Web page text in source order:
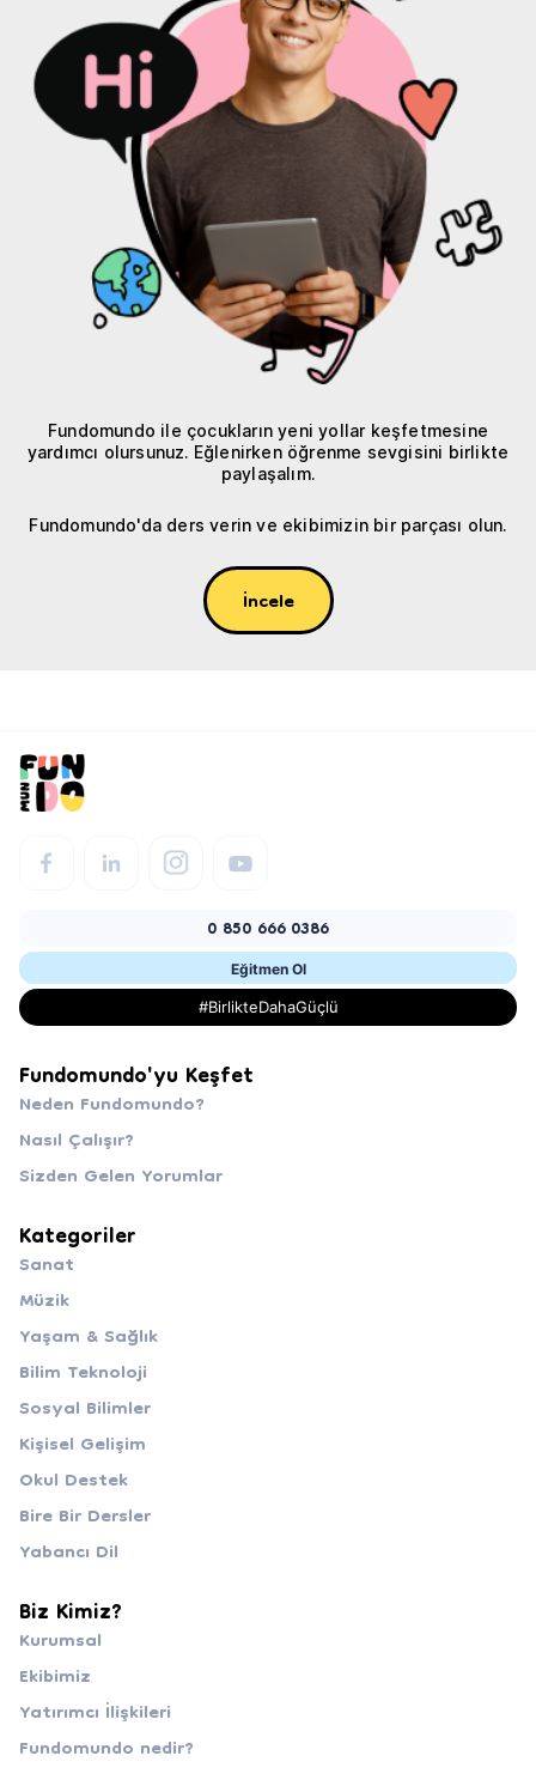
Fundomundo ile çocukların yeni yollar keşfetmesine
yardımcı olursunuz. Eğlenirken öğrenme sevgisini birlikte
paylaşalım.
Fundomundo'da ders verin ve ekibimizin bir parçası olun.
İncele
0 850 666 0386
Eğitmen Ol
#BirlikteDahaGüçlü
Fundomundo'yu Keşfet
Neden Fundomundo?
Nasıl Çalışır?
Sizden Gelen Yorumlar
Kategoriler
Sanat
Müzik
Yaşam & Sağlık
Bilim Teknoloji
Sosyal Bilimler
Kişisel Gelişim
Okul Destek
Bire Bir Dersler
Yabancı Dil
Biz Kimiz?
Kurumsal
Ekibimiz
Yatırımcı İlişkileri
Fundomundo nedir?